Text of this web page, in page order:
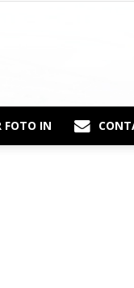
FOTO IN